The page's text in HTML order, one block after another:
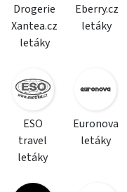
Drogerie
Xantea.cz
letáky
Eberry.cz
letáky
ESO
travel
letáky
Euronova
letáky